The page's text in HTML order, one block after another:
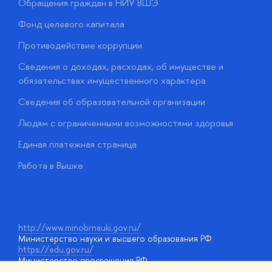
Обращения граждан в НИУ ВШЭ
Фонд целевого капитала
Противодействие коррупции
Сведения о доходах, расходах, об имуществе и
обязательствах имущественного характера
Сведения об образовательной организации
Людям с ограниченными возможностями здоровья
Единая платежная страница
Работа в Вышке
http://www.minobrnauki.gov.ru/
Министерство науки и высшего образования РФ
https://edu.gov.ru/
Министерство просвещения РФ